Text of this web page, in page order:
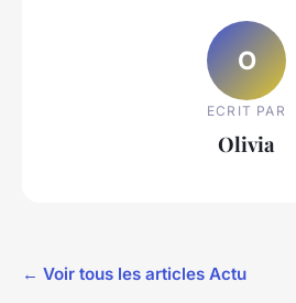
O
ECRIT PAR
Olivia
← Voir tous les articles Actu